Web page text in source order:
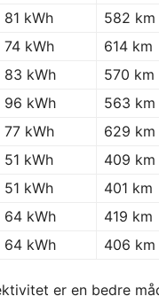
81 kWh 582 km
74 kWh 614 km
83 kWh 570 km
96 kWh 563 km
77 kWh 629 km
51 kWh 409 km
51 kWh 401 km
64 kWh 419 km
64 kWh 406 km
er en bedre